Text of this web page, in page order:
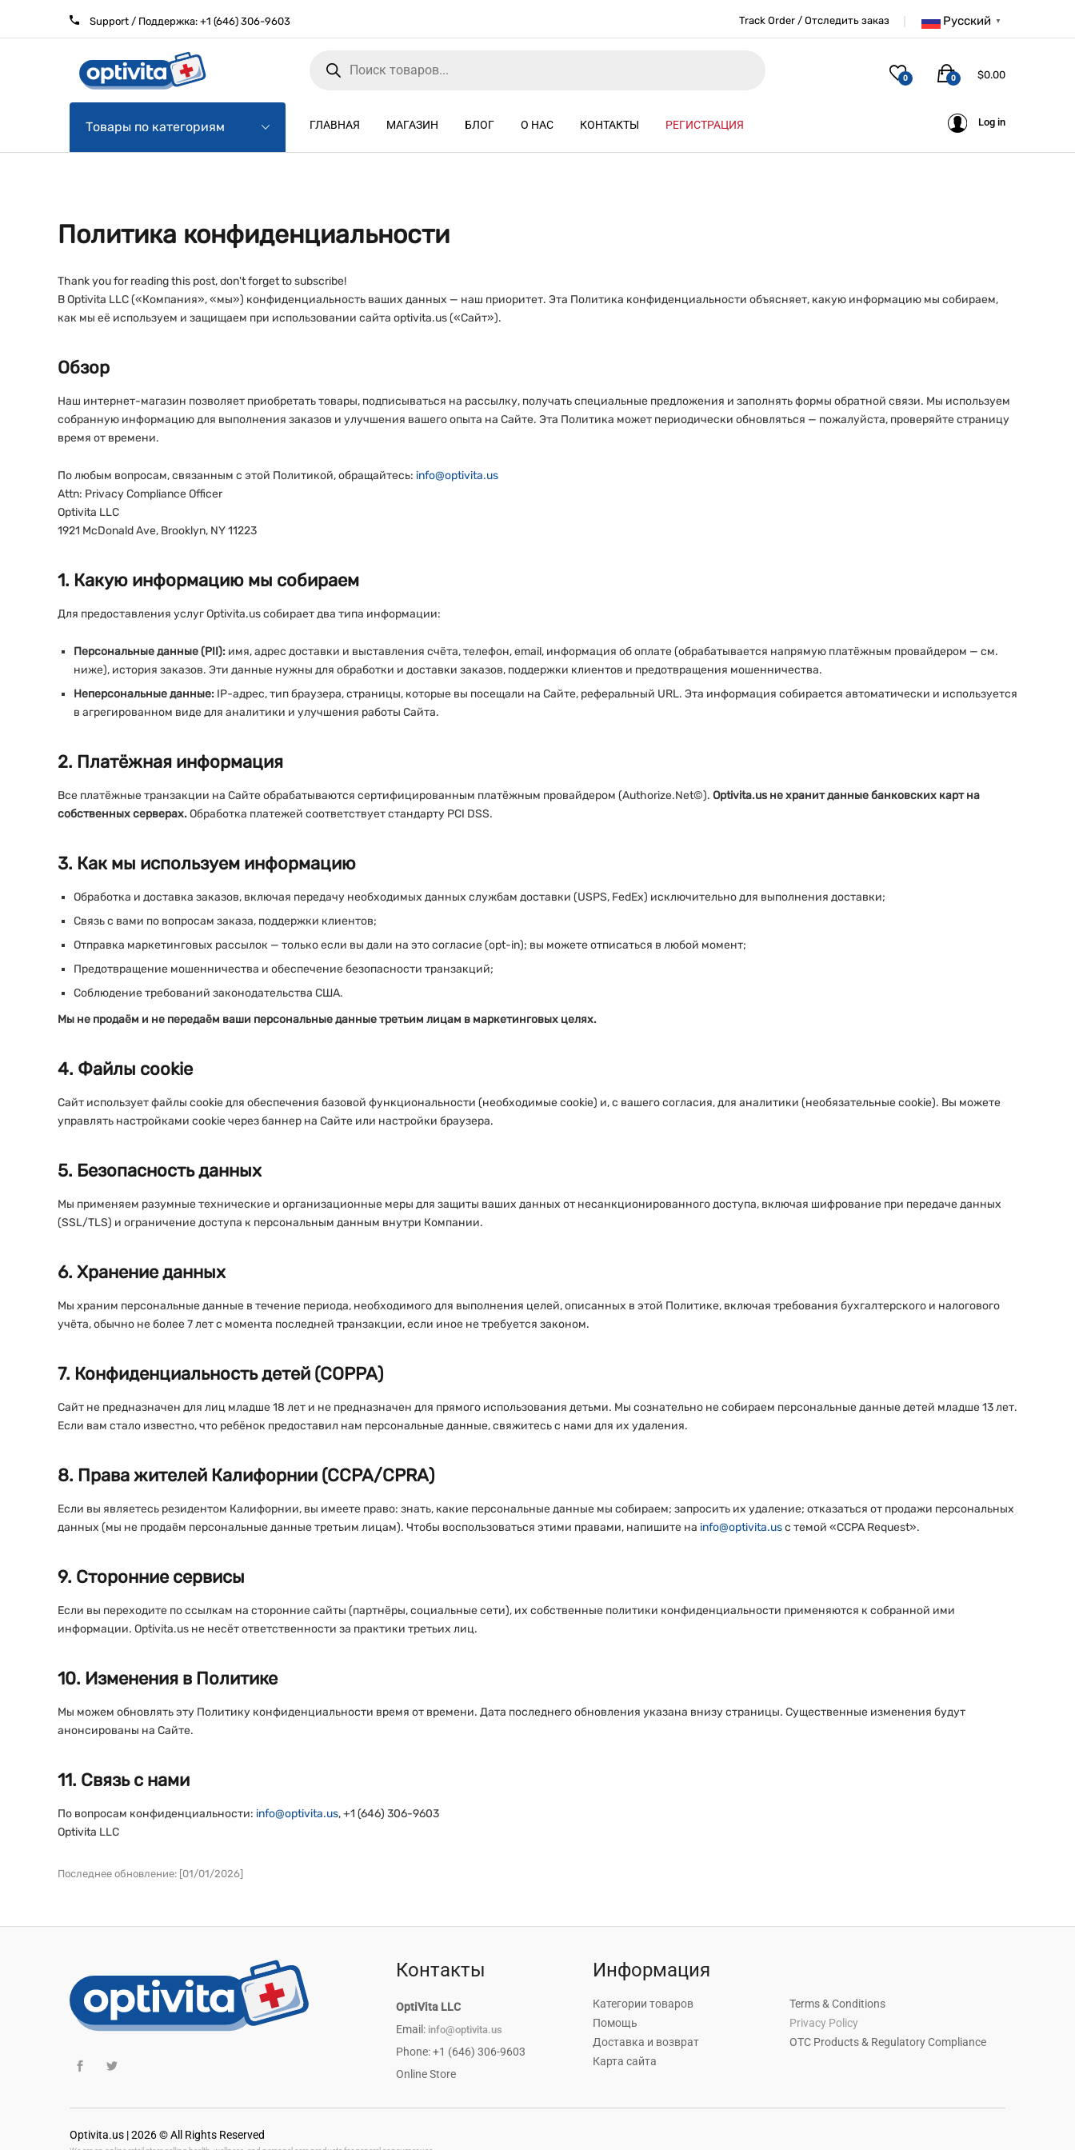
Support / Поддержка: +1 (646) 306-9603 Русский ▼
Track Order / Отследить заказ
0 $0.00
0
Товары по категориям ГЛАВНАЯ МАГАЗИН БЛОГ О НАС КОНТАКТЫ РЕГИСТРАЦИЯ Log in
Политика конфиденциальности
Thank you for reading this post, don't forget to subscribe!
В Optivita LLC («Компания», «мы») конфиденциальность ваших данных — наш приоритет. Эта Политика конфиденциальности объясняет, какую информацию мы собираем,
как мы её используем и защищаем при использовании сайта optivita.us («Сайт»).
Обзор
Наш интернет-магазин позволяет приобретать товары, подписываться на рассылку, получать специальные предложения и заполнять формы обратной связи. Мы используем
собранную информацию для выполнения заказов и улучшения вашего опыта на Сайте. Эта Политика может периодически обновляться — пожалуйста, проверяйте страницу
время от времени.
По любым вопросам, связанным с этой Политикой, обращайтесь: info@optivita.us
Attn: Privacy Compliance Officer
Optivita LLC
1921 McDonald Ave, Brooklyn, NY 11223
1. Какую информацию мы собираем
Для предоставления услуг Optivita.us собирает два типа информации:
Персональные данные (PII): имя, адрес доставки и выставления счёта, телефон, email, информация об оплате (обрабатывается напрямую платёжным провайдером — см.
ниже), история заказов. Эти данные нужны для обработки и доставки заказов, поддержки клиентов и предотвращения мошенничества.
Неперсональные данные: IP-адрес, тип браузера, страницы, которые вы посещали на Сайте, реферальный URL. Эта информация собирается автоматически и используется
в агрегированном виде для аналитики и улучшения работы Сайта.
2. Платёжная информация
Все платёжные транзакции на Сайте обрабатываются сертифицированным платёжным провайдером (Authorize.Net©). Optivita.us не хранит данные банковских карт на
собственных серверах.Обработка платежей соответствует стандарту PCI DSS.
3. Как мы используем информацию
Обработка и доставка заказов, включая передачу необходимых данных службам доставки (USPS, FedEx) исключительно для выполнения доставки;
Связь с вами по вопросам заказа, поддержки клиентов;
Отправка маркетинговых рассылок — только если вы дали на это согласие (opt-in); вы можете отписаться в любой момент;
Предотвращение мошенничества и обеспечение безопасности транзакций;
Соблюдение требований законодательства США.
Мы не продаём и не передаём ваши персональные данные третьим лицам в маркетинговых целях.
4. Файлы cookie
Сайт использует файлы cookie для обеспечения базовой функциональности (необходимые cookie) и, с вашего согласия, для аналитики (необязательные cookie). Вы можете
управлять настройками cookie через баннер на Сайте или настройки браузера.
5. Безопасность данных
Мы применяем разумные технические и организационные меры для защиты ваших данных от несанкционированного доступа, включая шифрование при передаче данных
(SSL/TLS) и ограничение доступа к персональным данным внутри Компании.
6. Хранение данных
Мы храним персональные данные в течение периода, необходимого для выполнения целей, описанных в этой Политике, включая требования бухгалтерского и налогового
учёта, обычно не более 7 лет с момента последней транзакции, если иное не требуется законом.
7. Конфиденциальность детей (COPPA)
Сайт не предназначен для лиц младше 18 лет и не предназначен для прямого использования детьми. Мы сознательно не собираем персональные данные детей младше 13 лет.
Если вам стало известно, что ребёнок предоставил нам персональные данные, свяжитесь с нами для их удаления.
8. Права жителей Калифорнии (CCPA/CPRA)
Если вы являетесь резидентом Калифорнии, вы имеете право: знать, какие персональные данные мы собираем; запросить их удаление; отказаться от продажи персональных
данных (мы не продаём персональные данные третьим лицам). Чтобы воспользоваться этими правами, напишите на info@optivita.usс темой «CCPA Request».
9. Сторонние сервисы
Если вы переходите по ссылкам на сторонние сайты (партнёры, социальные сети), их собственные политики конфиденциальности применяются к собранной ими
информации. Optivita.us не несёт ответственности за практики третьих лиц.
10. Изменения в Политике
Мы можем обновлять эту Политику конфиденциальности время от времени. Дата последнего обновления указана внизу страницы. Существенные изменения будут
анонсированы на Сайте.
11. Связь с нами
По вопросам конфиденциальности: info@optivita.us, +1 (646) 306-9603
Optivita LLC
Последнее обновление: [01/01/2026]
Контакты
OptiVita LLC
Email: info@optivita.us
Phone: +1 (646) 306-9603
Online Store
Информация
Категории товаров
Помощь
Доставка и возврат
Карта сайта
Terms & Conditions
Privacy Policy
OTC Products & Regulatory Compliance
Optivita.us | 2026 © All Rights Reserved